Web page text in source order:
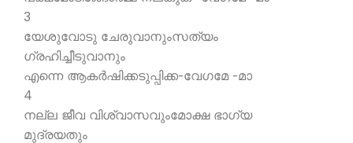
3
യേശുവോടു ചേരുവാനുംസത്യം
ഗ്രഹിച്ചീടുവാനും
എന്നെ ആകര്‍ഷിക്കടുപ്പിക്ക-വേഗമേ -മാ
4
നല്ല ജീവ വിശ്വാസവുംമോക്ഷ ഭാഗ്യ
മുദ്രയതും